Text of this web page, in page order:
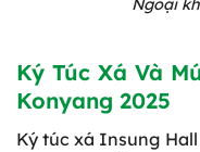
Ngoại
Ký Túc Xá Và
Konyang 2025
Ký túc xá Insung